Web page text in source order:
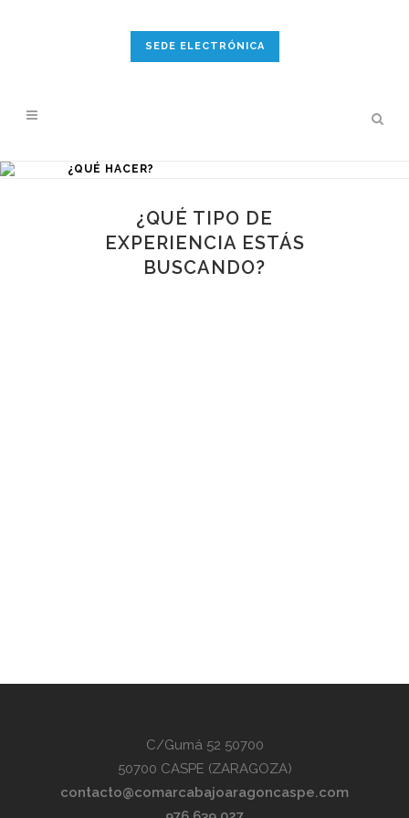
SEDE ELECTRÓNICA
¿QUÉ HACER?
¿QUÉ TIPO DE
EXPERIENCIA ESTÁS
BUSCANDO?
C/Gumá 52 50700
50700 CASPE (ZARAGOZA)
contacto@comarcabajoaragoncaspe.com